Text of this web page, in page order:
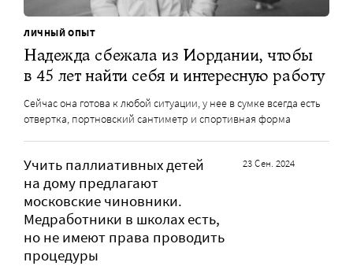
ЛИЧНЫЙ ОПЫТ
Надежда сбежала из Иордании, чтобы
в 45 лет найти себя и интересную работу
Сейчас она готова к любой ситуации, у нее в сумке всегда есть
отвертка, портновский сантиметр и спортивная форма
Учить паллиативных детей
на дому предлагают
московские чиновники.
Медработники в школах есть,
но не имеют права проводить
процедуры
23 Сен. 2024